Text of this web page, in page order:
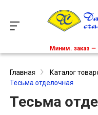
Миним. заказ —
Главная Каталог
Тесьма отделочная
Тесьма